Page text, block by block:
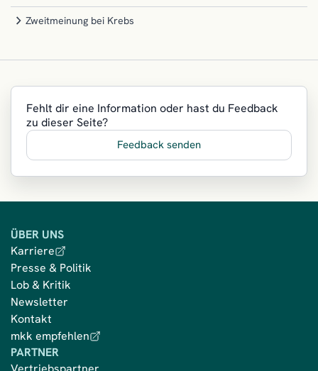
Zweitmeinung bei Krebs
Fehlt dir eine Information oder hast du Feedback
zu dieser Seite?
Feedback senden
ÜBER UNS
Karriere
Presse & Politik
Lob & Kritik
Newsletter
Kontakt
mkk empfehlen
PARTNER